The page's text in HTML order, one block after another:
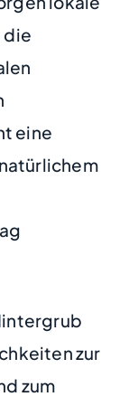
die
eine
zur
zum